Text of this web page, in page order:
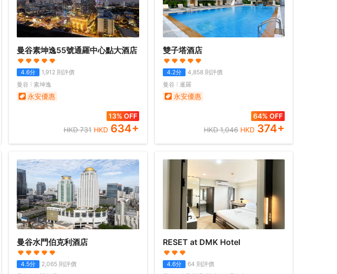
曼谷素坤逸55號通羅中心點大酒店
4.6分 1,912 則評價
曼谷
素坤逸
永安優惠
13% OFF
HKD731 HKD 634+
雙子塔酒店
4.2分 4,858則評價
曼谷
暹羅
永安優惠
64% OFF
HKD1,046 HKD 374+
曼谷水門伯克利酒店
4.5分 2,065 則評價
RESET at DMK Hotel
4.6分 64 則評價